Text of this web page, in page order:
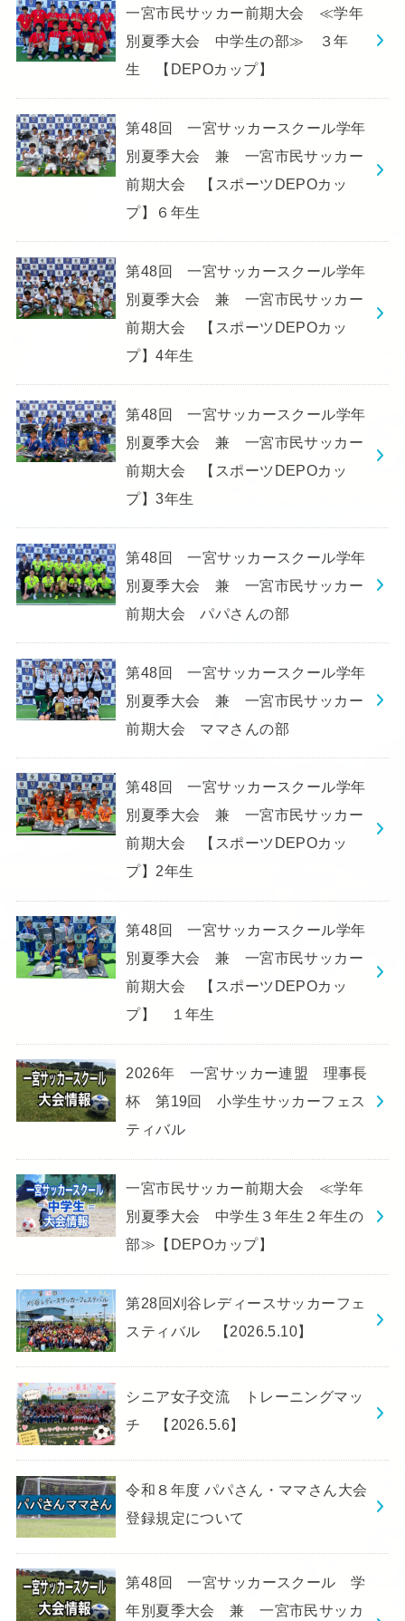
一宮市民サッカー前期大会 ≪学年
別夏季大会 中学生の部≫ ３年
生 【DEPOカップ】
第48回 一宮サッカースクール学年
別夏季大会 兼 一宮市民サッカー
前期大会 【スポーツDEPOカッ
プ】６年生
第48回 一宮サッカースクール学年
別夏季大会 兼 一宮市民サッカー
前期大会 【スポーツDEPOカッ
プ】4年生
第48回 一宮サッカースクール学年
別夏季大会 兼 一宮市民サッカー
前期大会 【スポーツDEPOカッ
プ】3年生
第48回 一宮サッカースクール学年
別夏季大会 兼 一宮市民サッカー
前期大会 パパさんの部
第48回 一宮サッカースクール学年
別夏季大会 兼 一宮市民サッカー
前期大会 ママさんの部
第48回 一宮サッカースクール学年
別夏季大会 兼 一宮市民サッカー
前期大会 【スポーツDEPOカッ
プ】2年生
第48回 一宮サッカースクール学年
別夏季大会 兼 一宮市民サッカー
前期大会 【スポーツDEPOカッ
プ】 １年生
2026年 一宮サッカー連盟 理事長
杯 第19回 小学生サッカーフェス
ティバル
一宮市民サッカー前期大会 ≪学年
別夏季大会 中学生３年生２年生の
部≫【DEPOカップ】
第28回刈谷レディースサッカーフェ
スティバル 【2026.5.10】
シニア女子交流 トレーニングマッ
チ 【2026.5.6】
令和８年度 パパさん・ママさん大会
登録規定について
第48回 一宮サッカースクール 学
年別夏季大会 兼 一宮市民サッカ